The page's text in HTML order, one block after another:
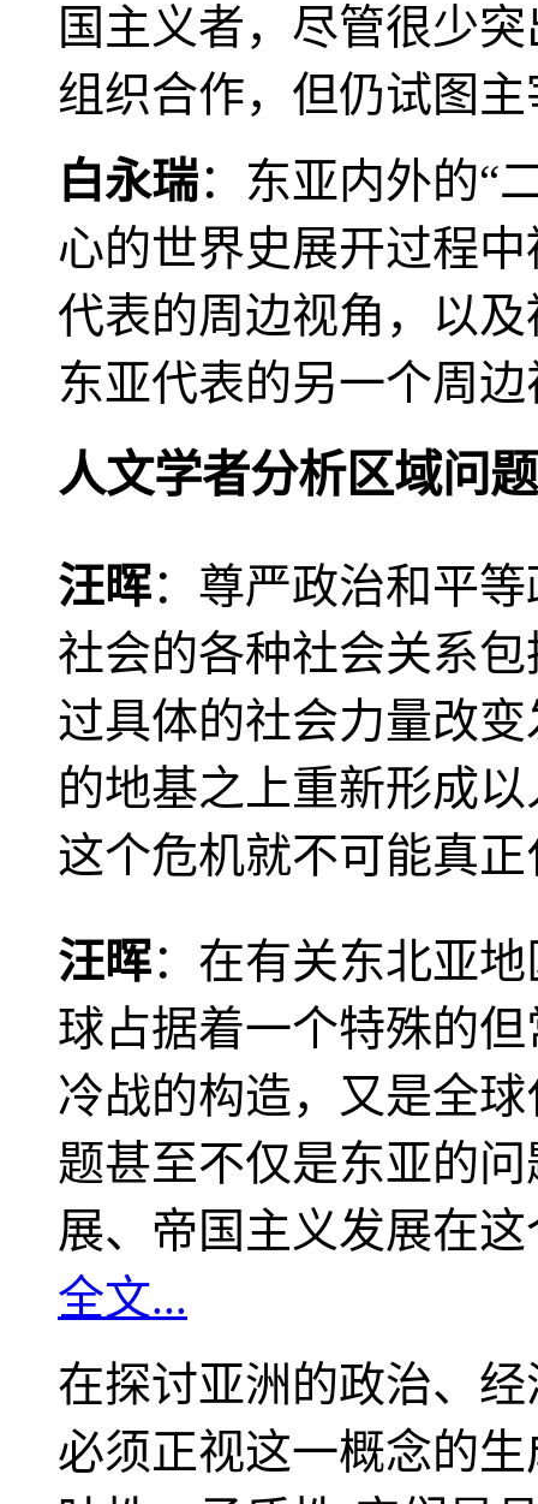
国主义者，尽管很少
组织合作，但仍试图
白永瑞：东亚内外的“
心的世界史展开过程
代表的周边视角，以
东亚代表的另一个周
人文学者分析区域问题
汪晖：尊严政治和平
社会的各种社会关系
过具体的社会力量改
的地基之上重新形成
这个危机就不可能真
汪晖：在有关东北亚
球占据着一个特殊的
冷战的构造，又是全
题甚至不仅是东亚的
展、帝国主义发展在
全文...
在探讨亚洲的政治、
必须正视这一概念的